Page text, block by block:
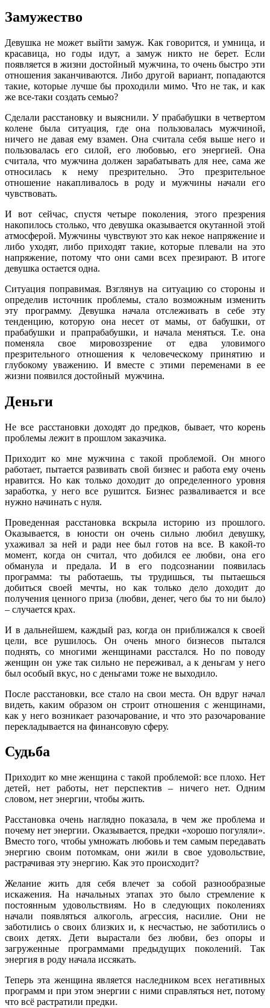
Замужество
Девушка не может выйти замуж. Как говорится, и умница, и
красавица, но годы идут, а замуж никто не берет. Если
появляется в жизни достойный мужчина, то очень быстро эти
отношения заканчиваются. Либо другой вариант, попадаются
такие, которые лучше бы проходили мимо. Что не так, и как
же все-таки создать семью?
Сделали расстановку и выяснили. У прабабушки в четвертом
колене была ситуация, где она пользовалась мужчиной,
ничего не давая ему взамен. Она считала себя выше него и
пользовалась его силой, его любовью, его энергией. Она
считала, что мужчина должен зарабатывать для нее, сама же
относилась к нему презрительно. Это презрительное
отношение накапливалось в роду и мужчины начали его
чувствовать.
И вот сейчас, спустя четыре поколения, этого презрения
накопилось столько, что девушка оказывается окутанной этой
атмосферой. Мужчины чувствуют это как некое напряжение и
либо уходят, либо приходят такие, которые плевали на это
напряжение, потому что они сами всех презирают. В итоге
девушка остается одна.
Ситуация поправимая. Взглянув на ситуацию со стороны и
определив источник проблемы, стало возможным изменить
эту программу. Девушка начала отслеживать в себе эту
тенденцию, которую она несет от мамы, от бабушки, от
прабабушки и прапрабабушки, и начала меняться. Т.е. она
поменяла свое мировоззрение от едва уловимого
презрительного отношения к человеческому принятию и
глубокому уважению. И вместе с этими переменами в ее
жизни появился достойный мужчина.
Деньги
Не все расстановки доходят до предков, бывает, что корень
проблемы лежит в прошлом заказчика.
Приходит ко мне мужчина с такой проблемой. Он много
работает, пытается развивать свой бизнес и работа ему очень
нравится. Но как только доходит до определенного уровня
заработка, у него все рушится. Бизнес разваливается и все
нужно начинать с нуля.
Проведенная расстановка вскрыла историю из прошлого.
Оказывается, в юности он очень сильно любил девушку,
ухаживал за ней и ради нее был готов на все. В какой-то
момент, когда он считал, что добился ее любви, она его
обманула и предала. И в его подсознании появилась
программа: ты работаешь, ты трудишься, ты пытаешься
добиться своей мечты, но как только дело доходит до
получения ценного приза (любви, денег, чего бы то ни было)
– случается крах.
И в дальнейшем, каждый раз, когда он приближался к своей
цели, все рушилось. Он очень много бизнесов пытался
поднять, со многими женщинами расстался. Но по поводу
женщин он уже так сильно не переживал, а к деньгам у него
был особый вкус, но с деньгами тоже не выходило.
После расстановки, все стало на свои места. Он вдруг начал
видеть, каким образом он строит отношения с женщинами,
как у него возникает разочарование, и что это разочарование
перекладывается на финансовую сферу.
Судьба
Приходит ко мне женщина с такой проблемой: все плохо. Нет
детей, нет работы, нет перспектив – ничего нет. Одним
словом, нет энергии, чтобы жить.
Расстановка очень наглядно показала, в чем же проблема и
почему нет энергии. Оказывается, предки «хорошо погуляли».
Вместо того, чтобы умножать любовь и тем самым передавать
энергию своим потомкам, они жили в свое удовольствие,
растрачивая эту энергию. Как это происходит?
Желание жить для себя влечет за собой разнообразные
искажения. На начальных этапах это было стремление к
постоянным удовольствиям. Но в следующих поколениях
начали появляться алкоголь, агрессия, насилие. Они не
заботились о своих близких и, к несчастью, не заботились о
своих детях. Дети вырастали без любви, без опоры и
загруженные программами предыдущих поколений. Так
энергия в роду начала иссякать.
Теперь эта женщина является наследником всех негативных
программ и при этом энергии с ними справляться нет, потому
что всё растратили предки.